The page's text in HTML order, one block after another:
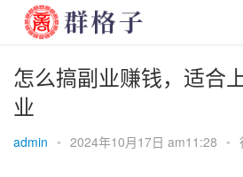
怎么搞副业赚钱，适合
业
admin • 2024年10月17日 am11:28 •